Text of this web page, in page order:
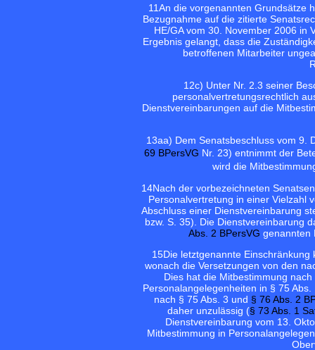
11An die vorgenannten Grundsätze
Bezugnahme auf die zitierte
HE/GA vom 30. November 2006 in
Ergebnis gelangt, dass die
betroffenen Mitarbeiter
12c) Unter Nr. 2.3 seiner
personalvertretungsrechtlich
Dienstvereinbarungen auf die
13aa) Dem Senatsbeschluss vom 9.
69 BPersVG Nr. 23) entnimmt der
wird die
14Nach der vorbezeichneten
Personalvertretung in einer Vielzahl
Abschluss einer Dienstvereinbarung
bzw. S. 35). Die Dienstvereinbarung
Abs. 2 BPersVG genannten
15Die letztgenannte Einschränkung
wonach die Versetzungen von den
Dies hat die Mitbestimmung
Personalangelegenheiten in § 75
nach § 75 Abs. 3 und § 76 Abs. 2
daher unzulässig (§ 73 Abs. 1
Dienstvereinbarung vom 13.
Mitbestimmung in